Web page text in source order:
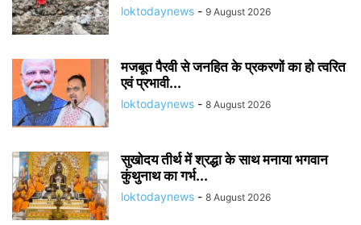
loktodaynews - 9 August 2026
मजबूत पैरवी से जनहित के प्रकरणों का हो त्वरित
एवं प्रभावी...
loktodaynews - 8 August 2026
सुखोदय तीर्थ में श्रद्धा के साथ मनाया भगवान
कुंथुनाथ का गर्भ...
loktodaynews - 8 August 2026